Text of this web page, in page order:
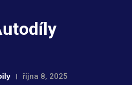
října 8, 2025